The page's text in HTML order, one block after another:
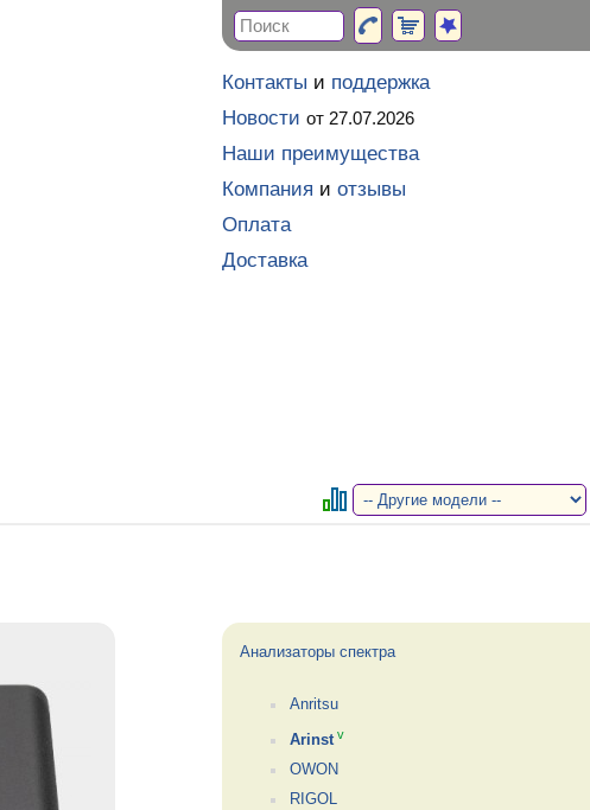
Анализаторы спектра
Anritsu
Arinst v
OWON
RIGOL
Контакты и поддержка
Новости от 27.07.2026
Наши преимущества
Компания и отзывы
Оплата
Доставка